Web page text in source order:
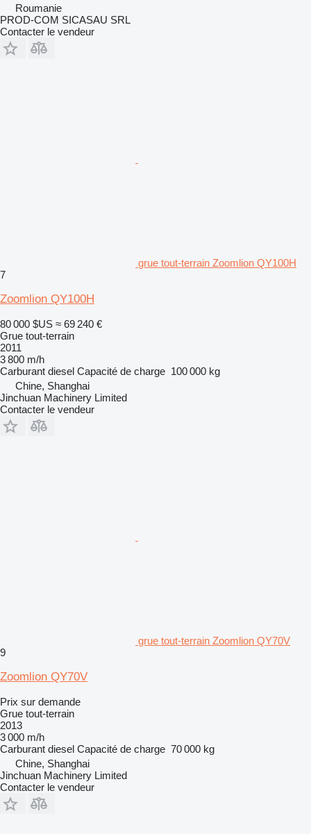
Roumanie
PROD-COM SICASAU SRL
Contacter le vendeur
grue tout-terrain Zoomlion QY100H
7
Zoomlion QY100H
80 000 $US ≈ 69 240 €
Grue tout-terrain
2011
3 800 m/h
Carburant diesel Capacité de charge 100 000 kg
Chine, Shanghai
Jinchuan Machinery Limited
Contacter le vendeur
grue tout-terrain Zoomlion QY70V
9
Zoomlion QY70V
Prix sur demande
Grue tout-terrain
2013
3 000 m/h
Carburant diesel Capacité de charge 70 000 kg
Chine, Shanghai
Jinchuan Machinery Limited
Contacter le vendeur